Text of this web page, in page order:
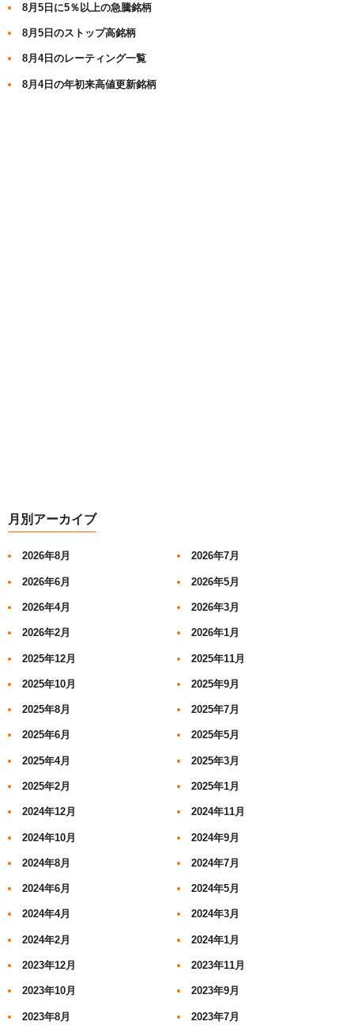
8月5日に5％以上の急騰銘柄
8月5日のストップ高銘柄
8月4日のレーティング一覧
8月4日の年初来高値更新銘柄
月別アーカイブ
2026年8月 2026年7月
2026年6月 2026年5月
2026年4月 2026年3月
2026年2月 2026年1月
2025年12月 2025年11月
2025年10月 2025年9月
2025年8月 2025年7月
2025年6月 2025年5月
2025年4月 2025年3月
2025年2月 2025年1月
2024年12月 2024年11月
2024年10月 2024年9月
2024年8月 2024年7月
2024年6月 2024年5月
2024年4月 2024年3月
2024年2月 2024年1月
2023年12月 2023年11月
2023年10月 2023年9月
2023年8月 2023年7月